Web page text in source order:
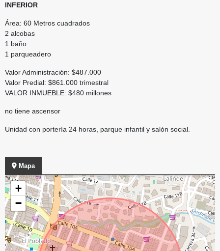
INFERIOR
Área: 60 Metros cuadrados
2 alcobas
1 baño
1 parqueadero
Valor Administración: $487.000
Valor Predial: $861.000 trimestral
VALOR INMUEBLE: $480 millones
no tiene ascensor
Unidad con portería 24 horas, parque infantil y salón social.
Mapa
+
−